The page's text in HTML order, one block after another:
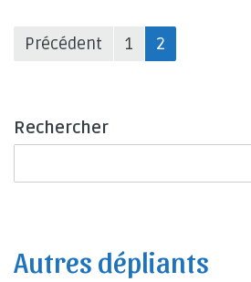
Pagination
publications
Précédent 1 2
Rechercher
Autres dépliants